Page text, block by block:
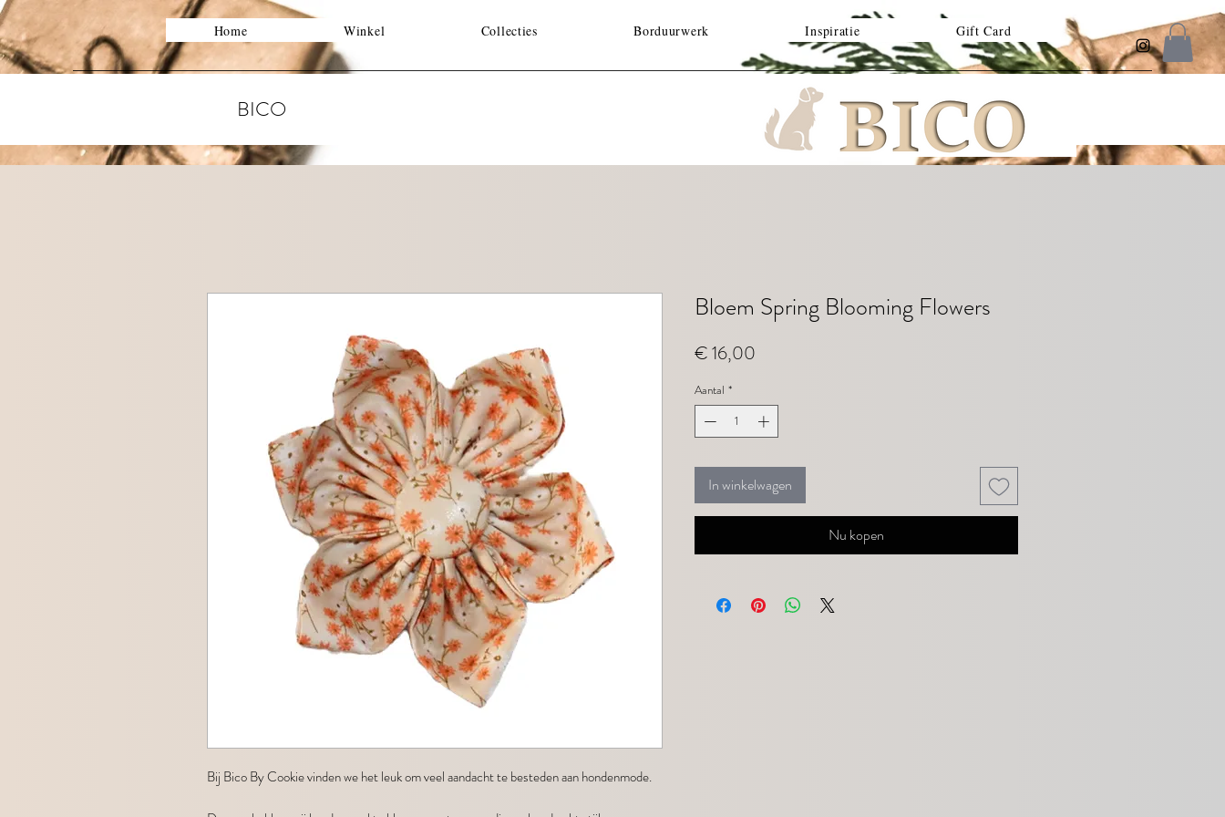
Home Winkel Collecties Borduurwerk Inspiratie Gift Card
BICO
Bij Bico By Cookie vinden we het leuk om veel aandacht te besteden aan hondenmode.
Bloem Spring Blooming Flowers
€ 16,00
Aantal *
In winkelwagen
Nu kopen